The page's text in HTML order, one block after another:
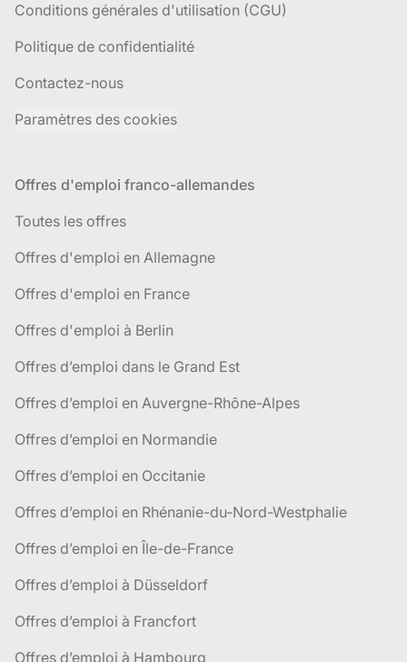
Conditions générales d'utilisation (CGU)
Politique de confidentialité
Contactez-nous
Paramètres des cookies
Offres d'emploi franco-allemandes
Toutes les offres
Offres d'emploi en Allemagne
Offres d'emploi en France
Offres d'emploi à Berlin
Offres d’emploi dans le Grand Est
Offres d’emploi en Auvergne-Rhône-Alpes
Offres d’emploi en Normandie
Offres d’emploi en Occitanie
Offres d’emploi en Rhénanie-du-Nord-Westphalie
Offres d’emploi en Île-de-France
Offres d’emploi à Düsseldorf
Offres d’emploi à Francfort
Offres d’emploi à Hambourg